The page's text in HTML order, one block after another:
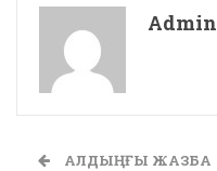
Admin
АЛДЫҢҒЫ ЖАЗБА